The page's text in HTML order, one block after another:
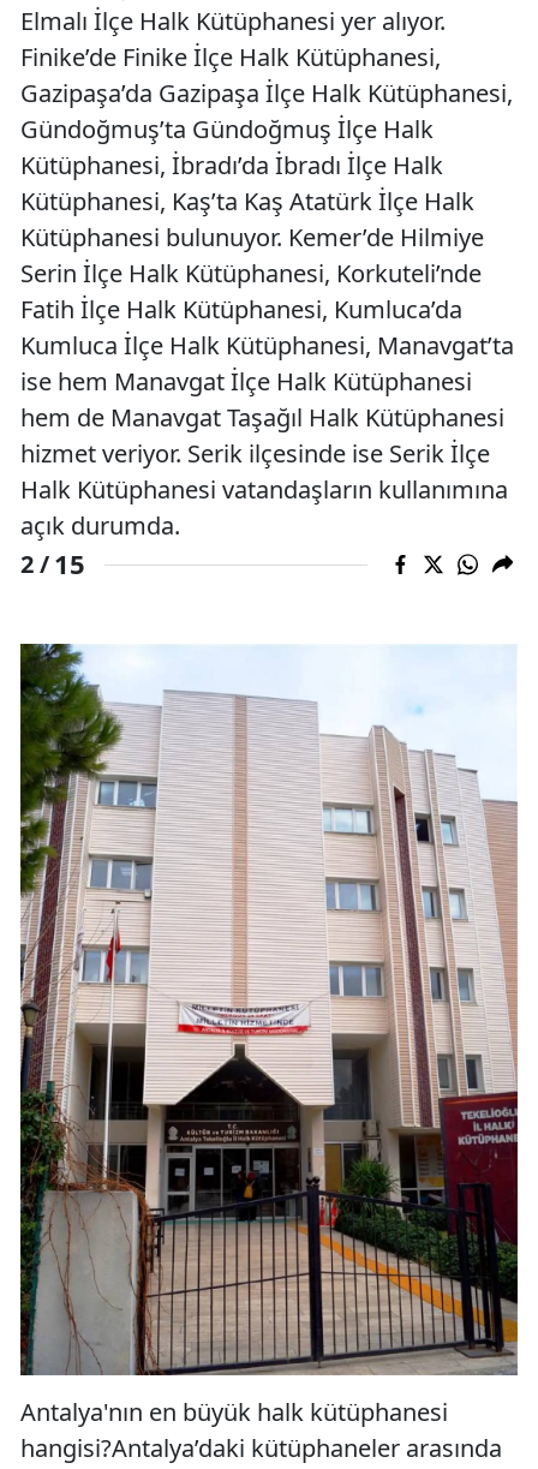
Elmalı İlçe Halk Kütüphanesi yer alıyor.
Finike’de Finike İlçe Halk Kütüphanesi,
Gazipaşa’da Gazipaşa İlçe Halk Kütüphanesi,
Gündoğmuş’ta Gündoğmuş İlçe Halk
Kütüphanesi, İbradı’da İbradı İlçe Halk
Kütüphanesi, Kaş’ta Kaş Atatürk İlçe Halk
Kütüphanesi bulunuyor. Kemer’de Hilmiye
Serin İlçe Halk Kütüphanesi, Korkuteli’nde
Fatih İlçe Halk Kütüphanesi, Kumluca’da
Kumluca İlçe Halk Kütüphanesi, Manavgat’ta
ise hem Manavgat İlçe Halk Kütüphanesi
hem de Manavgat Taşağıl Halk Kütüphanesi
hizmet veriyor. Serik ilçesinde ise Serik İlçe
Halk Kütüphanesi vatandaşların kullanımına
açık durumda.
2 /15
Antalya'nın en büyük halk kütüphanesi
hangisi?Antalya’daki kütüphaneler arasında